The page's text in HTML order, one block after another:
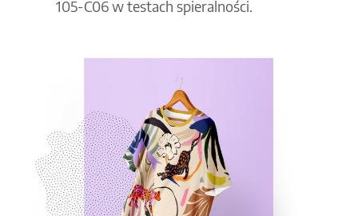
105-C06 w testach spieralności.